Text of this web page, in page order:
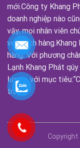
mới.Công ty Khang
doanh nghiệp nào
vậy, mọi nhân viên
vụ khách
hàng. Với phương
Lạnh Khang Phát
lượng, với mục
tranh”.